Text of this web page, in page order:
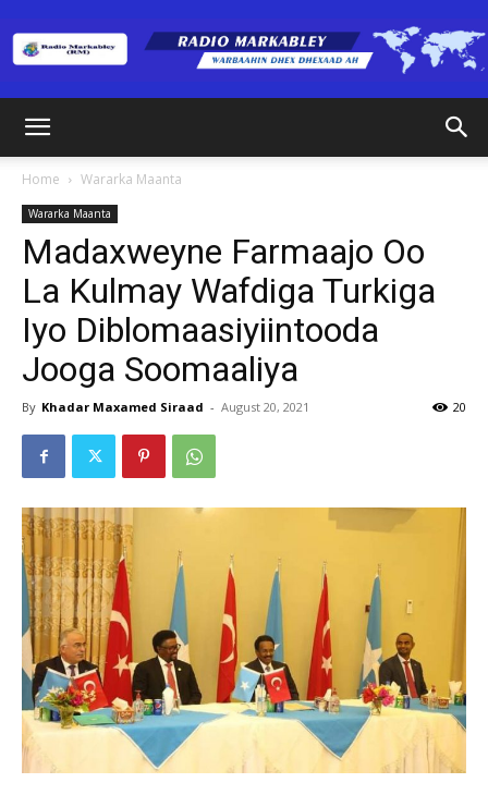
(RM)
Home Wararka Maanta
Wararka Maanta
Madaxweyne Farmaajo Oo
La Kulmay Wafdiga Turkiga
Iyo Diblomaasiyiintooda
Jooga Soomaaliya
By Khadar Maxamed Siraad - August 20, 2021 20